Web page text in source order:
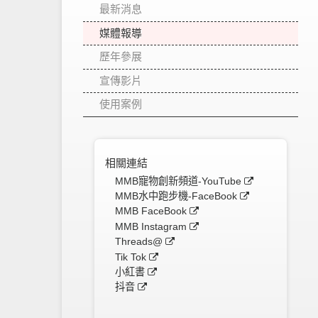
最新消息
媒體報導
歷年參展
宣傳影片
使用案例
相關連結
MMB寵物創新頻道-YouTube
MMB水中跑步機-FaceBook
MMB FaceBook
MMB Instagram
Threads@
Tik Tok
小紅書
抖音